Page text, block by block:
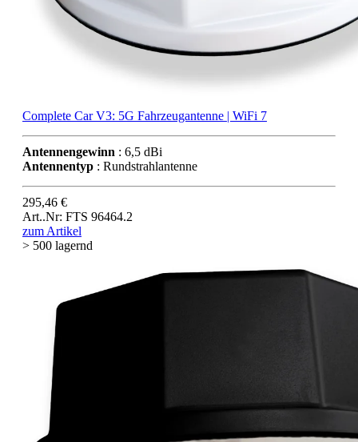
Complete Car V3: 5G Fahrzeugantenne | WiFi 7
Antennengewinn : 6,5 dBi
Antennentyp : Rundstrahlantenne
295,46 €
Art..Nr: FTS 96464.2
zum Artikel
> 500 lagernd